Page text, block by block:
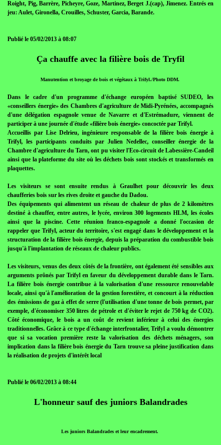
Roight, Pig, Barrère, Picheyre, Goze, Martinez, Berget J.(cap), Jimenez. Entrés en
jeu: Aulet, Gironella, Crouilles, Schuster, Garcia, Barande.
Publié le 05/02/2013 à 08:07
Ça chauffe avec la filière bois de Tryfil
Manutention et broyage de bois et végétaux à Trifyl./Photo DDM.
Dans le cadre d'un programme d'échange européen baptisé SUDEO, les
«conseillers énergie» des Chambres d'agriculture de Midi-Pyrénées, accompagnés
d'une délégation espagnole venue de Navarre et d'Estrémadure, viennent de
participer à une journée d'étude «filière bois énergie» concoctée par Trifyl.
Accueillis par Lise Delrieu, ingénieure responsable de la filière bois énergie à
Trifyl, les participants conduits par Julien Nedellec, conseiller énergie de la
Chambre d'agriculture du Tarn, ont pu visiter l'Eco-circuit de Labessière-Candeil
ainsi que la plateforme du site où les déchets bois sont stockés et transformés en
plaquettes.
Les visiteurs se sont ensuite rendus à Graulhet pour découvrir les deux
chaufferies bois sur les rives droite et gauche du Dadou.
Des équipements qui alimentent un réseau de chaleur de plus de 2 kilomètres
destiné à chauffer, entre autres, le lycée, environ 300 logements HLM, les écoles
ainsi que la piscine. Cette réunion franco-espagnole a donné l'occasion de
rappeler que Trifyl, acteur du territoire, s'est engagé dans le développement et la
structuration de la filière bois énergie, depuis la préparation du combustible bois
jusqu'à l'implantation de réseaux de chaleur publics.
Les visiteurs, venus des deux côtés de la frontière, ont également été sensibles aux
arguments prônés par Trifyl en faveur du développement durable dans le Tarn.
La filière bois énergie contribue à la valorisation d'une ressource renouvelable
locale, ainsi qu'à l'amélioration de la gestion forestière, et concourt à la réduction
des émissions de gaz à effet de serre (l'utilisation d'une tonne de bois permet, par
exemple, d'économiser 350 litres de pétrole et d'éviter le rejet de 750 kg de CO2).
Côté économique, le bois a un coût de revient inférieur à celui des énergies
traditionnelles. Grâce à ce type d'échange interfrontalier, Trifyl a voulu démontrer
que si sa vocation première reste la valorisation des déchets ménagers, son
implication dans la filière bois énergie du Tarn trouve sa pleine justification dans
la réalisation de projets d'intérêt local
Publié le 06/02/2013 à 08:44
L'honneur sauf des juniors Balandrades
Les juniors Balandrades et leur encadrement.